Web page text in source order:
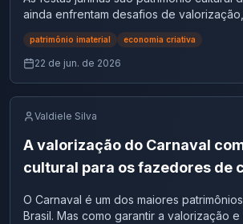
ainda enfrentam desafios de
reconhecimento social.
patrimônio imaterial economia criativa
22 de jun. de 2026
Valdiele Silva
A valorização do Carnaval
cultural para os fazedores de
O Carnaval é um dos maiores
Brasil. Mas como garantir a valorização e